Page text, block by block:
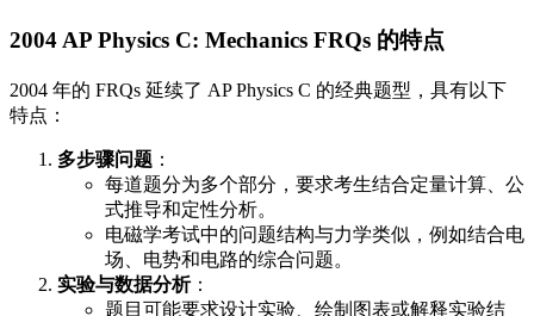
2004 AP Physics C: Mechanics FRQs 的特点
2004 年的 FRQs 延续了 AP Physics C 的经典题型，具有以下
特点：
多步骤问题 ：
每道题分为多个部分，要求考生结合定量计算、公
式推导和定性分析。
电磁学考试中的问题结构与力学类似，例如结合电
场、电势和电路的综合问题。
实验与数据分析：
题目可能要求设计实验、绘制图表或解释实验结